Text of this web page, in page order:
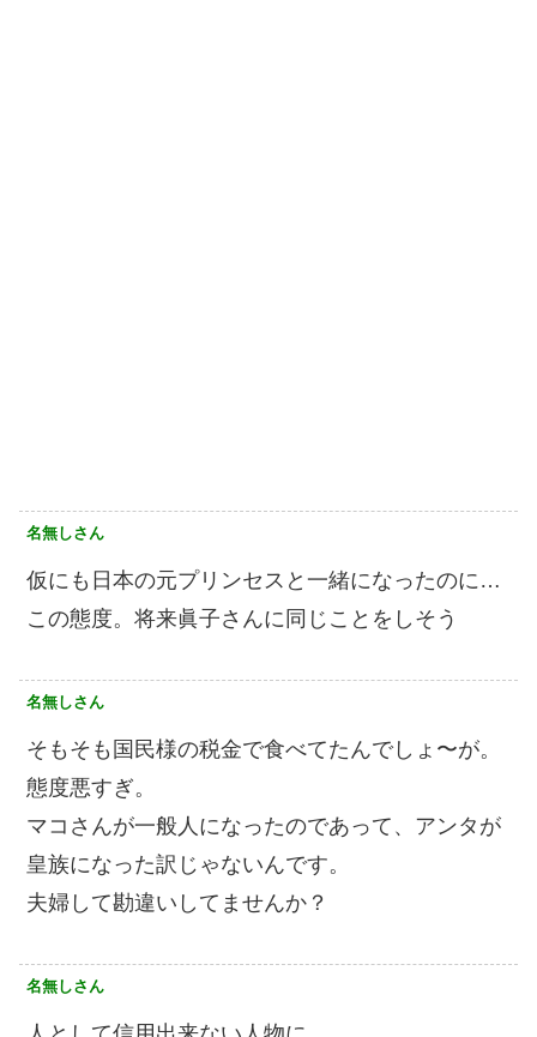
名無しさん
仮にも日本の元プリンセスと一緒になったのに…
この態度。将来眞子さんに同じことをしそう
名無しさん
そもそも国民様の税金で食べてたんでしょ〜が。
態度悪すぎ。
マコさんが一般人になったのであって、アンタが
皇族になった訳じゃないんです。
夫婦して勘違いしてませんか？
名無しさん